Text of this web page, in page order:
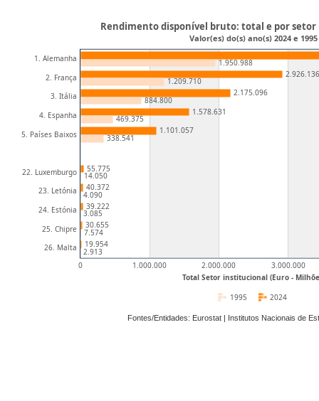
Total Setor institucional (Euro -
0 1.000.000 2.000.000 3.000.000
1. Alemanha
2. França
3. Itália
4. Espanha
5. Países Baixos
22. Luxemburgo
23. Letónia
24. Estónia
25. Chipre
26. Malta
2.926.136
2.175.096
1.578.631
1.101.057
55.775
40.372
39.222
30.655
19.954
1.950.988
1.209.710
884.800
469.375
338.541
14.050
4.090
3.085
7.574
2.913
Rendimento disponível bruto: total e por
Valor(es) do(s) ano(s) 2024 e 1995
2024
1995
Fontes/Entidades: Eurostat | Institutos Nacionais de